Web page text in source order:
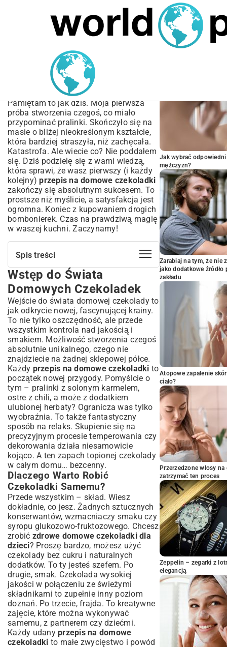
MARIUSZ ŁAMAGA 05.10.2025
Prosty Przepis na
Domowe Czekoladki – Jak
Zrobić Je Samemu?
Pamiętam to jak dziś. Moja pierwsza
próba stworzenia czegoś, co miało
przypominać pralinki. Skończyło się na
masie o bliżej nieokreślonym kształcie,
która bardziej straszyła, niż zachęcała.
Katastrofa. Ale wiecie co? Nie poddałem
się. Dziś podzielę się z wami wiedzą,
która sprawi, że wasz pierwszy (i każdy
kolejny)przepis na domowe czekoladki
zakończy się absolutnym sukcesem. To
prostsze niż myślicie, a satysfakcja jest
ogromna. Koniec z kupowaniem drogich
bombonierek. Czas na prawdziwą magię
w waszej kuchni. Zaczynamy!
Spis treści
Wstęp do Świata Domowych Czekoladek
Dlaczego Warto Robić Czekoladki
Samemu?
Niezbędne Składniki i Akcesoria
Podstawowe Produkty dla Każdego
Czekoladnika
Sprzęt, Który Ułatwi Pracę
Klasyczny Przepis na Domowe
Czekoladki – Krok po Kroku
Przygotowanie Masy Czekoladowej
Formowanie i Chłodzenie
Kreatywne Wariacje i Dodatki – Odkryj
Swój Smak
Nadzienia, Które Zmienią Oblicze
Czekoladki
Posypki i Dekoracje – Estetyka Ma
Znaczenie
Czekoladki dla Wegetarian i Wegan
Tajniki Idealnych Domowych Czekoladek
Temperowanie Czekolady – Klucz do
Blasku
Przechowywanie Domowych Słodkości
Czekoladki Jako Prezent – Słodki Gest
Pomysły na Opakowania
Najczęściej Zadawane Pytania i
Rozwiązania
Podsumowanie – Radość Tworzenia
Wstęp do Świata
Domowych Czekoladek
Wejście do świata domowej czekolady to
jak odkrycie nowej, fascynującej krainy.
To nie tylko oszczędność, ale przede
wszystkim kontrola nad jakością i
smakiem. Możliwość stworzenia czegoś
absolutnie unikalnego, czego nie
znajdziecie na żadnej sklepowej półce.
Każdy przepis na domowe czekoladki to
początek nowej przygody. Pomyślcie o
tym – pralinki z solonym karmelem,
ostre z chili, a może z dodatkiem
ulubionej herbaty? Ogranicza was tylko
wyobraźnia. To także fantastyczny
sposób na relaks. Skupienie się na
precyzyjnym procesie temperowania czy
dekorowania działa niesamowicie
kojąco. A ten zapach topionej czekolady
w całym domu… bezcenny.
Dlaczego Warto Robić
Czekoladki Samemu?
Przede wszystkim – skład. Wiesz
dokładnie, co jesz. Żadnych sztucznych
konserwantów, wzmacniaczy smaku czy
syropu glukozowo-fruktozowego. Chcesz
zrobić zdrowe domowe czekoladki dla
dzieci? Proszę bardzo, możesz użyć
czekolady bez cukru i naturalnych
dodatków. To ty jesteś szefem. Po
drugie, smak. Czekolada wysokiej
jakości w połączeniu ze świeżymi
składnikami to zupełnie inny poziom
doznań. Po trzecie, frajda. To kreatywne
zajęcie, które można wykonywać
samemu, z partnerem czy dziećmi.
Każdy udany przepis na domowe
czekoladki to małe zwycięstwo i powód
Jak wybrać
mężczyzn?
Zarabiaj na tym, że nie
jako dodatkowe
zakładu
Atopowe zapalenie
ciało?
Przerzedzone włosy
zatrzymać ten proces
Zeppelin – zegarki z
elegancją